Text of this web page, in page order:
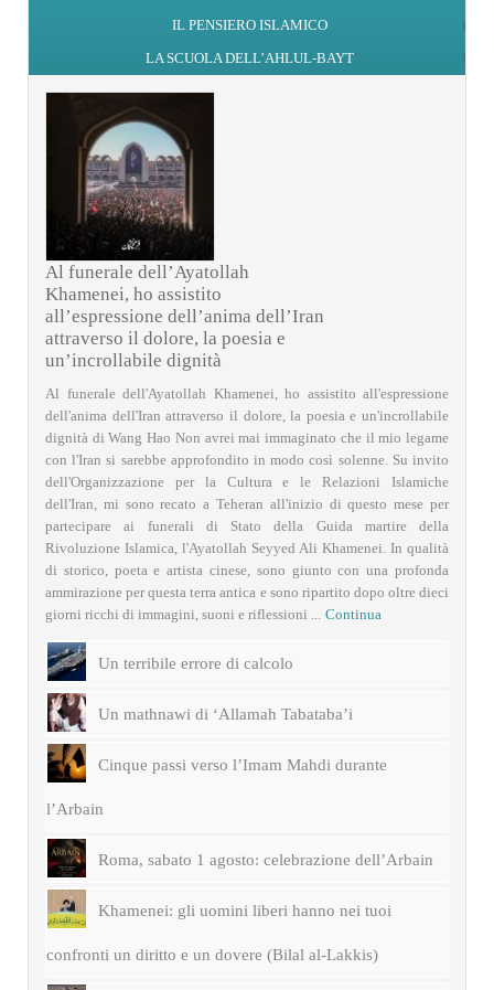
IL PENSIERO ISLAMICO
LA SCUOLA DELL’AHLUL-BAYT
Al funerale dell’Ayatollah
Khamenei, ho assistito
all’espressione dell’anima dell’Iran
attraverso il dolore, la poesia e
un’incrollabile dignità
Al funerale dell'Ayatollah Khamenei, ho assistito all'espressione
dell'anima dell'Iran attraverso il dolore, la poesia e un'incrollabile
dignità di Wang Hao Non avrei mai immaginato che il mio legame
con l'Iran si sarebbe approfondito in modo così solenne. Su invito
dell'Organizzazione per la Cultura e le Relazioni Islamiche
dell'Iran, mi sono recato a Teheran all'inizio di questo mese per
partecipare ai funerali di Stato della Guida martire della
Rivoluzione Islamica, l'Ayatollah Seyyed Ali Khamenei. In qualità
di storico, poeta e artista cinese, sono giunto con una profonda
ammirazione per questa terra antica e sono ripartito dopo oltre dieci
giorni ricchi di immagini, suoni e riflessioni ...
Continua
Un terribile errore di calcolo
Un mathnawi di ‘Allamah Tabataba’i
Cinque passi verso l’Imam Mahdi durante
l’Arbain
Roma, sabato 1 agosto: celebrazione dell’Arbain
Khamenei: gli uomini liberi hanno nei tuoi
confronti un diritto e un dovere (Bilal al-Lakkis)